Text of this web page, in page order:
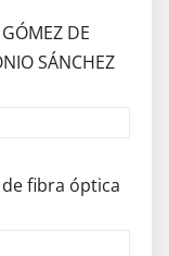
DE
SÁNCHEZ
fibra óptica